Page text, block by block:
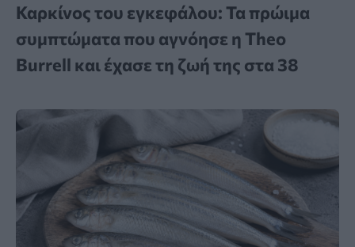
Καρκίνος του εγκεφάλου: Τα πρώιμα
συμπτώματα που αγνόησε η Theo
Burrell και έχασε τη ζωή της στα 38